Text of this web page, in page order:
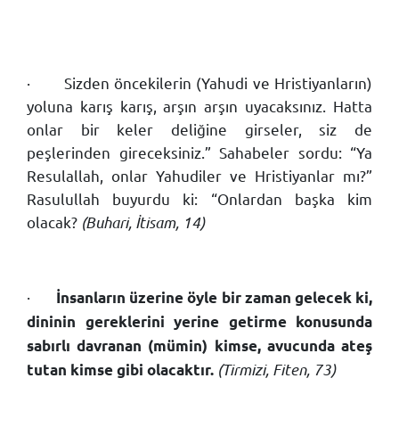
·
Sizden öncekilerin (Yahudi ve Hristiyanların)
yoluna karış karış, arşın arşın uyacaksınız. Hatta
onlar bir keler deliğine girseler, siz de
peşlerinden gireceksiniz.” Sahabeler sordu: “Ya
Resulallah, onlar Yahudiler ve Hristiyanlar mı?”
Rasulullah buyurdu ki: “Onlardan başka kim
olacak? (Buhari, İtisam, 14)
·
İnsanların üzerine öyle bir zaman gelecek ki,
dininin gereklerini yerine getirme konusunda
sabırlı davranan (mümin) kimse, avucunda ateş
tutan kimse gibi olacaktır. (Tirmizi, Fiten, 73)